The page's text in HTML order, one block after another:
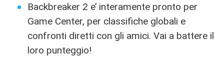
Backbreaker 2 e’ interamente pronto per
Game Center, per classifiche globali e
confronti diretti con gli amici. Vai a battere il
loro punteggio!